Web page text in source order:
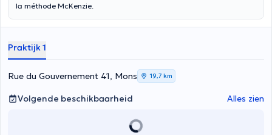
la méthode McKenzie.
Praktijk 1
Rue du Gouvernement 41, Mons 19,7 km
Volgende beschikbaarheid Alles zien